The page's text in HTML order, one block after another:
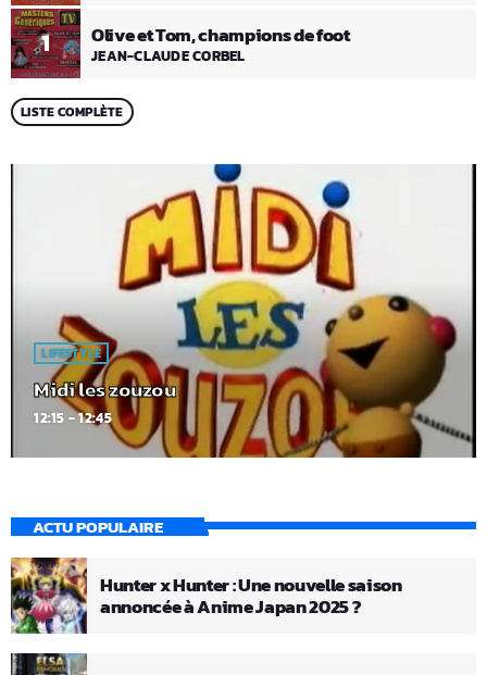
1 Olive et Tom, champions de foot
JEAN-CLAUDE CORBEL
LISTE COMPLÈTE
LIFESTYLE
Midi les zouzou
12:15 - 12:45
ACTU POPULAIRE
Hunter x Hunter : Une nouvelle saison
annoncée à Anime Japan 2025 ?